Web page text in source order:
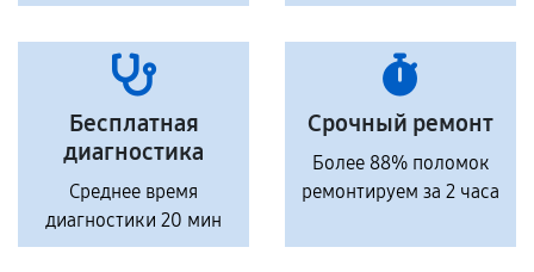
Бесплатная
диагностика
Среднее время
диагностики 20 мин
Срочный ремонт
Более 88% поломок
ремонтируем за 2 часа